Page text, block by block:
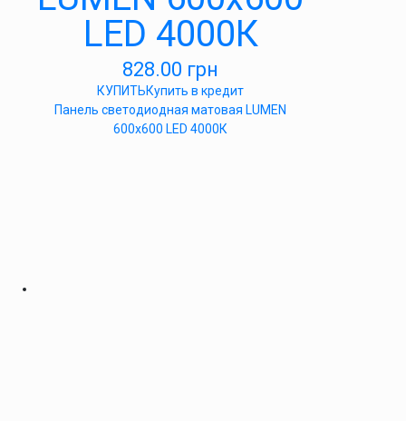
LED 4000К
828.00 грн
КУПИТЬКупить в кредит
Панель светодиодная матовая LUMEN
600х600 LED 4000К